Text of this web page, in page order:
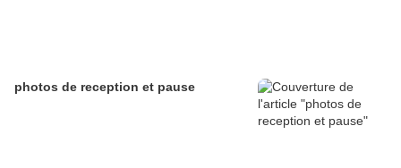
photos de reception et pause